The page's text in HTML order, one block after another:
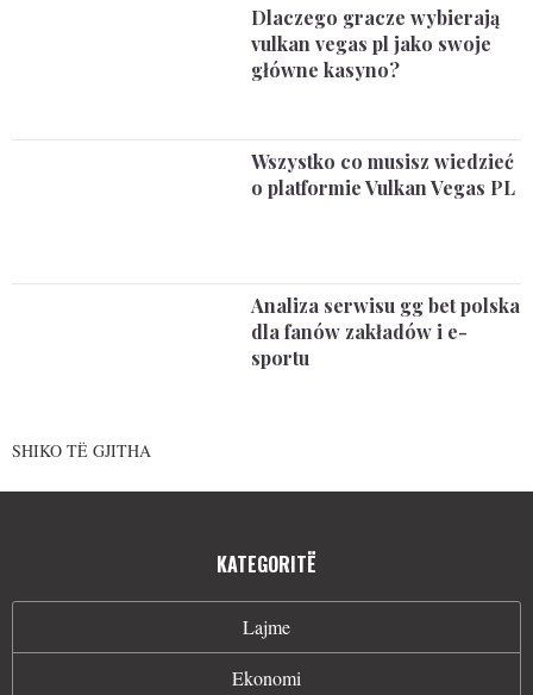
Dlaczego gracze wybierają
vulkan vegas pl jako swoje
główne kasyno?
Wszystko co musisz wiedzieć
o platformie Vulkan Vegas PL
Analiza serwisu gg bet polska
dla fanów zakładów i e-
sportu
SHIKO TË GJITHA
KATEGORITË
Lajme
Ekonomi